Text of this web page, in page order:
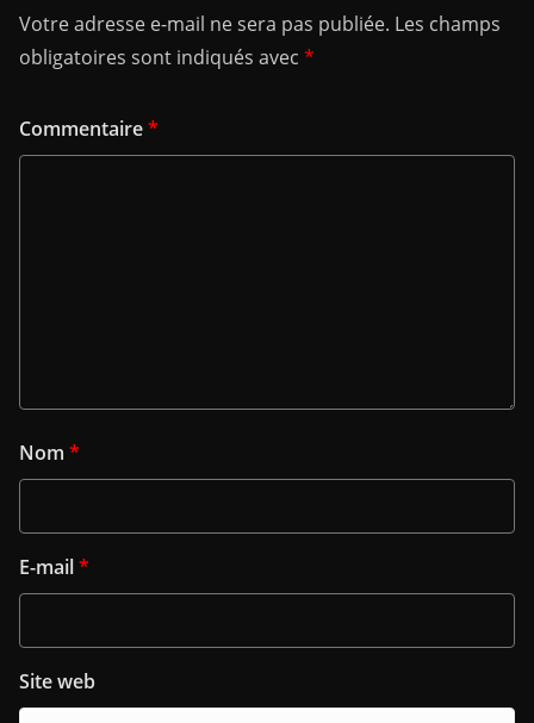
Votre adresse e-mail ne sera pas publiée. Les champs
obligatoires sont indiqués avec *
Commentaire*
Nom *
E-mail*
Site web